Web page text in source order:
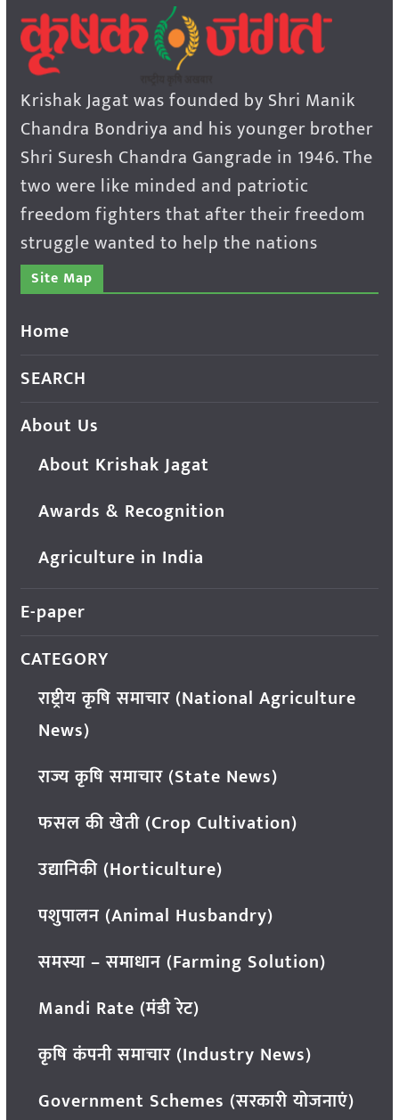
Krishak Jagat was founded by Shri Manik
Chandra Bondriya and his younger brother
Shri Suresh Chandra Gangrade in 1946. The
two were like minded and patriotic
freedom fighters that after their freedom
struggle wanted to help the nations
Site Map
Home
SEARCH
About Us
About Krishak Jagat
Awards & Recognition
Agriculture in India
E-paper
CATEGORY
राष्ट्रीय कृषि समाचार (National Agriculture
News)
राज्य कृषि समाचार (State News)
फसल की खेती (Crop Cultivation)
उद्यानिकी (Horticulture)
पशुपालन (Animal Husbandry)
समस्या – समाधान (Farming Solution)
Mandi Rate (मंडी रेट)
कृषि कंपनी समाचार (Industry News)
Government Schemes (सरकारी योजनाएं)